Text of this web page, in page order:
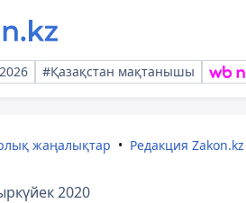
#Қазақстан мақтанышы
жаңалықтар Редакция Zakon.kz
2020